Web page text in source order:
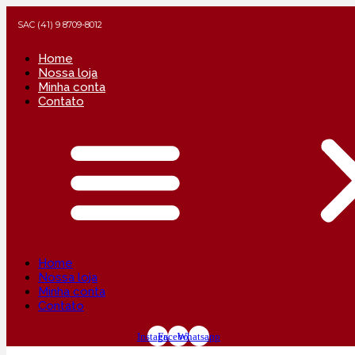
SAC (41) 9 8709-8012
Home
Nossa loja
Minha conta
Contato
Home
Nossa loja
Minha conta
Contato
InstagramFacebookWhatsapp